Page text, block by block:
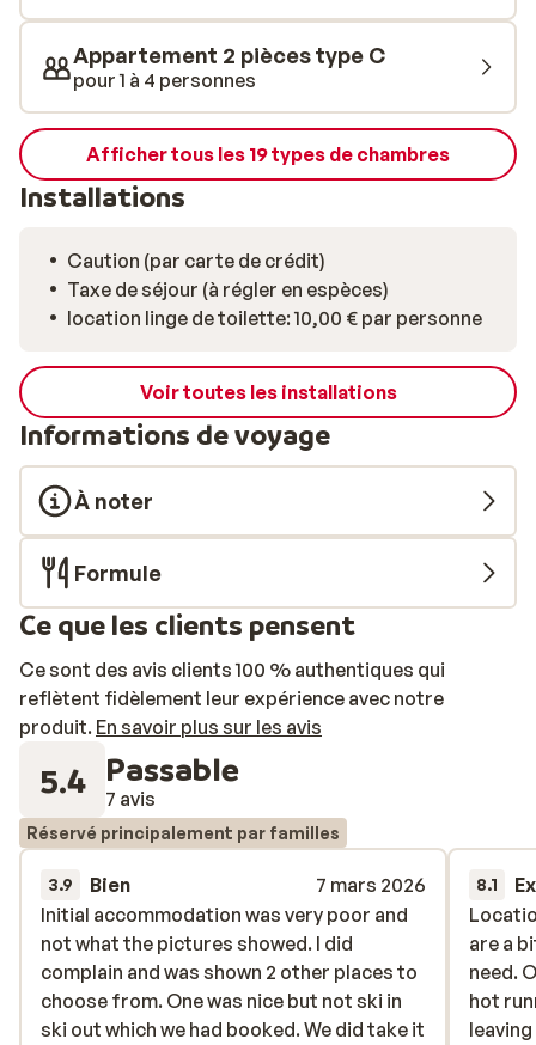
Appartement 2 pièces type C
pour 1 à 4 personnes
Afficher tous les 19 types de chambres
Installations
Caution (par carte de crédit)
Taxe de séjour (à régler en espèces)
location linge de toilette: 10,00 € par personne
Voir toutes les installations
Informations de voyage
À noter
Formule
Ce que les clients pensent
Ce sont des avis clients 100 % authentiques qui
reflètent fidèlement leur expérience avec notre
produit. En savoir plus sur les avis
5.4 Passable
7 avis
Réservé principalement par familles
3.9 Bien
7 mars 2026
Initial accommodation was very poor and
not what the pictures showed. I did
complain and was shown 2 other places to
choose from. One was nice but not ski in
ski out which we had booked. We did take it
Initial accommodation was very poor and
not what the pictures showed. I did
complain and was shown 2 other places to
choose from. One was nice but not ski in
ski out which we had booked. We did take it
8.1
are a
need.
hot
are a
need.
hot